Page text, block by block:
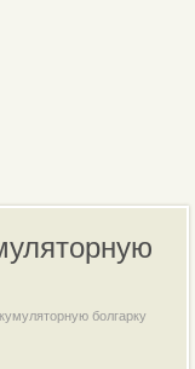
болгарку